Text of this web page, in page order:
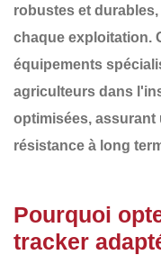
robustes et durables
chaque exploitation.
équipements
agriculteurs dans
optimisées, assurant
résistance à long
Pourquoi
tracker